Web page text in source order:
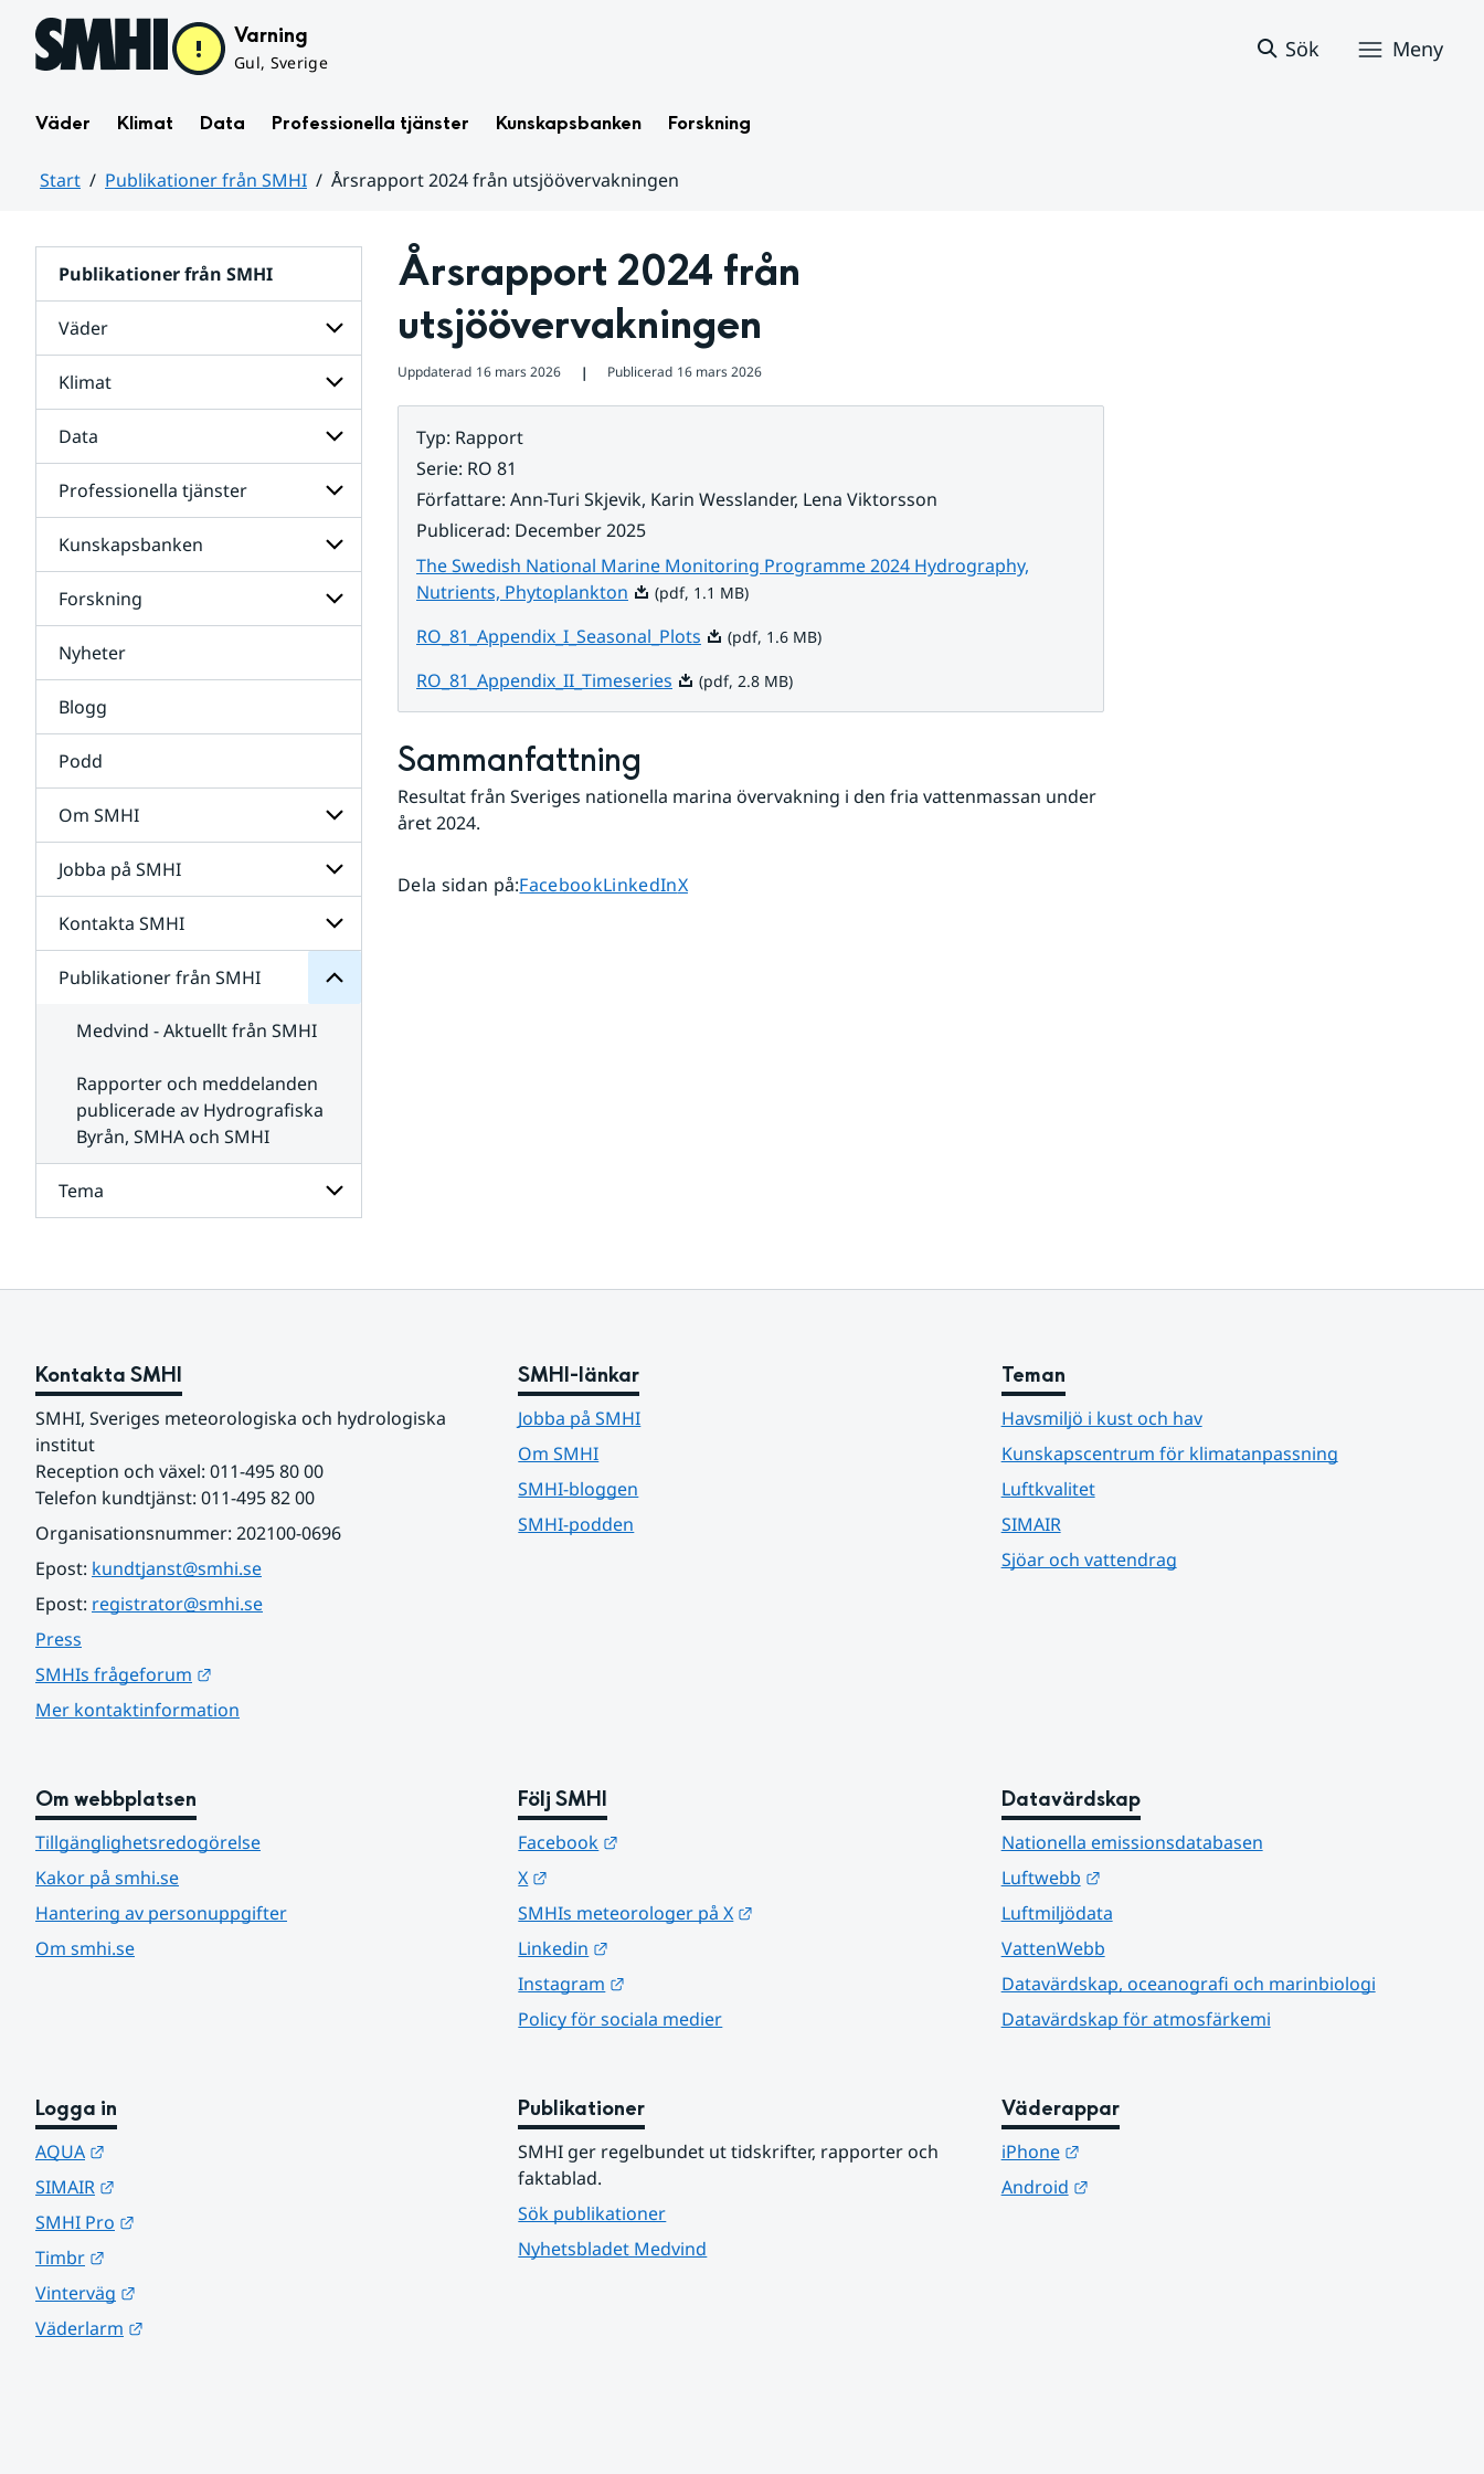
Hoppa till sidans innehåll Varning
Gul, Sverige
Sök Meny
Väder Klimat Data Professionella tjänster Kunskapsbanken Forskning
Start Publikationer från SMHI
Årsrapport 2024 från utsjöövervakningen
Publikationer från SMHI
Väder
Undersidor
för
Väder
Klimat
Undersidor
för
Klimat
Data
Undersidor
för
Data
Professionella tjänster
Undersidor
för
Professionella
tjänster
Kunskapsbanken
Undersidor
för
Kunskapsbanken
Forskning
för
Nyheter
Blogg
Podd
Om SMHI
Undersidor
för
Om
SMHI
Jobba på SMHI
Undersidor
för
Jobba
på
Kontakta SMHI
Undersidor
Kontakta
SMHI
Publikationer från SMHI
Undersidor
för
Publikationer
från
SMHI
Medvind - Aktuellt från SMHI
Rapporter och meddelanden
publicerade av Hydrografiska
Byrån, SMHA och SMHI
Tema
Tema
Årsrapport 2024 från
utsjöövervakningen
Uppdaterad 16 mars 2026 ❘ Publicerad 16 mars 2026
Typ: Rapport
Serie: RO 81
Författare: Ann-Turi Skjevik, Karin Wesslander, Lena Viktorsson
Publicerad: December 2025
The Swedish National Marine Monitoring Programme 2024 Hydrography,
Nutrients, PhytoplanktonPdf, 1.1 MB.
(pdf, 1.1 MB)
RO_81_Appendix_I_Seasonal_PlotsPdf, 1.6 MB.
(pdf, 1.6 MB)
RO_81_Appendix_II_TimeseriesPdf, 2.8 MB.
(pdf, 2.8 MB)
Sammanfattning
Resultat från Sveriges nationella marina övervakning i den fria vattenmassan under
året 2024.
Dela sidan på:Dela sidan på
FacebookDela sidan på
LinkedInDela sidan på
X
Kontakta SMHI
SMHI, Sveriges meteorologiska och hydrologiska
institut
Reception och växel: 011-495 80 00
Telefon kundtjänst: 011-495 82 00
Organisationsnummer: 202100-0696
Epost: kundtjanst@smhi.se
Epost: registrator@smhi.se
Press
SMHIs frågeforum
Mer kontaktinformation
SMHI-länkar
Jobba på SMHI
Om SMHI
SMHI-bloggen
SMHI-podden
Teman
Havsmiljö i kust och hav
Kunskapscentrum för klimatanpassning
Luftkvalitet
SIMAIR
Sjöar och vattendrag
Om webbplatsen
Tillgänglighetsredogörelse
Kakor på smhi.se
Hantering av personuppgifter
Om smhi.se
Följ SMHI
Facebook
X
SMHIs meteorologer på X
Linkedin
Instagram
Policy för sociala medier
Datavärdskap
Nationella emissionsdatabasen
Luftwebb
Länk till annan webbplats.
Luftmiljödata
VattenWebb
Datavärdskap, oceanografi och marinbiologi
Datavärdskap för atmosfärkemi
Logga in
AQUA
SIMAIR
SMHI Pro
Timbr
Vinterväg
Väderlarm
Publikationer
SMHI ger regelbundet ut tidskrifter, rapporter och
faktablad.
Sök publikationer
Nyhetsbladet Medvind
Väderappar
iPhone
Länk till annan webbplats.
Android
Länk till annan webbplats.